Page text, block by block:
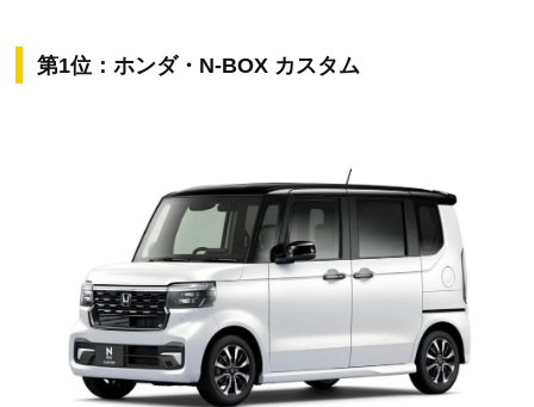
第1位：ホンダ・N-BOX カスタム